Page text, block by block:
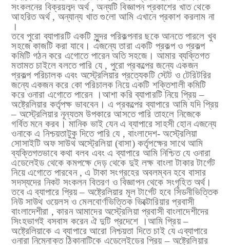
সংকলনের বিক্রয়লব্দ অর্থ , অন্যটি বিজ্ঞাপন প্রকাশের খাত থেকে
আহরিত অর্থ , অন্যান্য খাত গুলো আমি এখানে প্রকাশ করলাম না
।
তবে পুরো ব্যাপারটি একটি সুুন্দর পরিকল্পনার ছকে আনতে পারলে খুব
সহজে কাজটি করা যাবে। এজন্যে তারা একটি প্রকল্প ও প্রকল্প
কমিটি গঠন করে এগোতে পারেন অতি সহজে।আমার ব্যক্তিগত
মতামত চাইলে বলতে পারি যে , পুরো প্রকল্পের জন্যে একজন
প্রকল্প পরিচালক এবং অস্ট্রেলিয়ার প্রত্যেকটি স্টেট ও টেরিটরির
জন্যে একজন করে কো পরিচালক নিয়েএকটি শক্তিশালী কমিটি
করে ওনারা এগোতে পারেন ।আশা করি ব্যাপারটি নিয়ে প্রিয় –
অষ্ট্রেলিয়ার কর্তৃপক্ষ ভাববেন। এ প্রকল্পের ব্যাপারে আমি যদি প্রিয়
– অস্ট্রেলিয়ার নূন্যতম উপকারে আসতে পারি তাহলে নিজেকে
গর্বিত মনে করব। মানিক ভাই যেন এ ব্যাপারে সাহসী হোন এজন্যে
ওনাকে এ নিশ্চয়তাটুকু দিতে পারি যে , বাংলাদেশ- অস্ট্রেলিয়া
সোসাইটি অফ সাউথ অস্ট্রেলিয়া (বাসা) কর্তৃপক্ষের সাথে আমি
ব্যক্তিগতভাবে কথা বলব এবং এ ব্যাপারে আমি নিশ্চিত যে ওনারা
এডেলেইড থেকে কমপক্ষে দেড় থেকে দুই লক্ষ বাংলা টাকার টার্গেট
নিয়ে এগোতে পারবেন , এ টাকা সংগ্রহের অবলম্বন হবে বাসার
সদস্যদের নিকট সংকলন বিতরণ ও বিজ্ঞাপন থেকে সংগৃহিত অর্থ।
তবে এ ব্যাপারে প্রিয় – অষ্ট্রেলিয়ার মূল টার্গেট হবে সিডনীভিত্তিক
নিউ সাউথ ওয়েলস ও মেলবোর্ণভিত্তিক ভিক্টোরিয়ার প্রবাসী
বাংলাদেশীরা , কারন আমাদের অস্ট্রেলিয়া প্রবাসী বাংলাদেশীদের
সিংহভাগই বসবাস করেন ঐ দুটি প্রদেশে ।আমি প্রিয় –
অষ্ট্রেলিয়াকে এ ব্যাপারে আরো নিশ্চয়তা দিতে চাই যে এব্যাপারে
ওনারা নিম্নোক্ত ঠিকানাটিকে এডেলেইডের প্রিয় – অষ্ট্রেলিয়ার